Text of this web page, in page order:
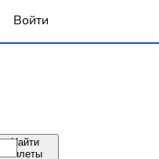
Войти
Найти
билеты